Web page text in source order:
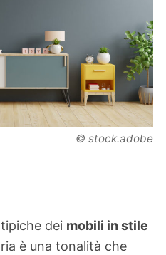
© stock.adobe
dei mobili in stile
è una tonalità che